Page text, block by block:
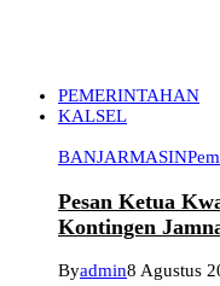
PEMERINTAHAN
KALSEL
BANJARMASIN
Pesan Ketua
Kontingen
Byadmin8 Agustus